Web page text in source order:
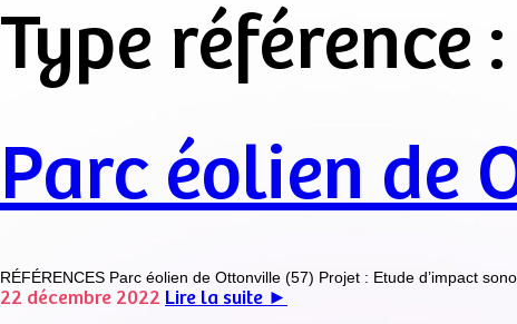
Type référence :
Parc éolien de
RÉFÉRENCES Parc éolien de Ottonville (57) Projet : Etude d’impact
22 décembre 2022 Lire la suite ►